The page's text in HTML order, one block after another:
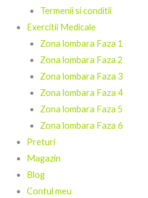
Termenii si conditii
Exercitii Medicale
Zona lombara Faza 1
Zona lombara Faza 2
Zona lombara Faza 3
Zona lombara Faza 4
Zona lombara Faza 5
Zona lombara Faza 6
Preturi
Magazin
Blog
Contul meu